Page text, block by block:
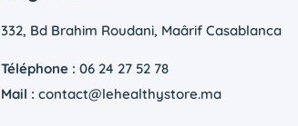
332, Bd Brahim Roudani, Maârif Casablanca
Téléphone : 06 24 27 52 78
Mail : contact@lehealthystore.ma